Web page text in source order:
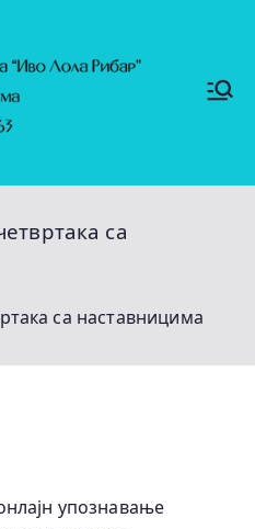
Основ
Лола
https://
vanje-
са
са наставницима
упознавање